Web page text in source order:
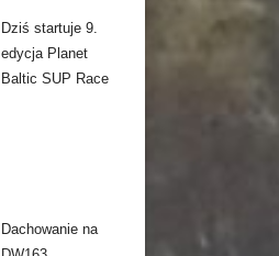
Dziś startuje 9.
edycja Planet
Baltic SUP Race
Dachowanie na